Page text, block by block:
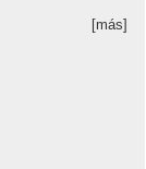
[más]